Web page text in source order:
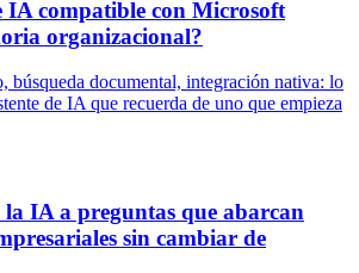
IA compatible con Microsoft
organizacional?
búsqueda documental, integración nativa: lo
de IA que recuerda de uno que empieza
la IA a preguntas que abarcan
sin cambiar de